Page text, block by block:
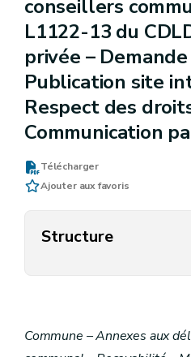
conseillers
L1122-13 du
privée –
Publication site
Respect des
Communication
Télécharger
Ajouter aux favoris
Structure
Commune – Annexes aux